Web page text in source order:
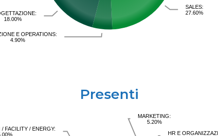
SALES:
27.60%
E OPERATIONS:
4.90%
18.00%
Presenti
FACILITY / ENERGY:
MARKETING:
5.20%
HR E